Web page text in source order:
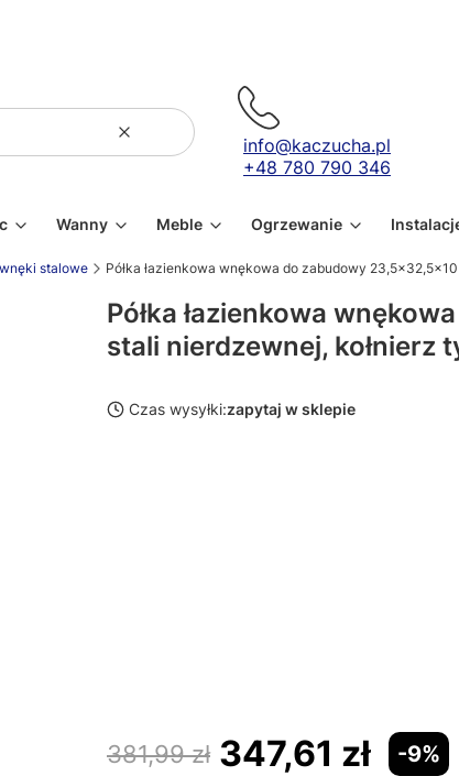
WyczyśćSzukaj
info@kaczucha.pl
+48 780 790 346
Wanny Meble Ogrzewanie
wnęki stalowe Półka łazienkowa wnękowa do zabudowy
Półka łazienkowa
stali nierdzewnej, kołnierz
Czas wysyłki:zapytaj w sklepie
381,99 zł 347,61 zł -9%